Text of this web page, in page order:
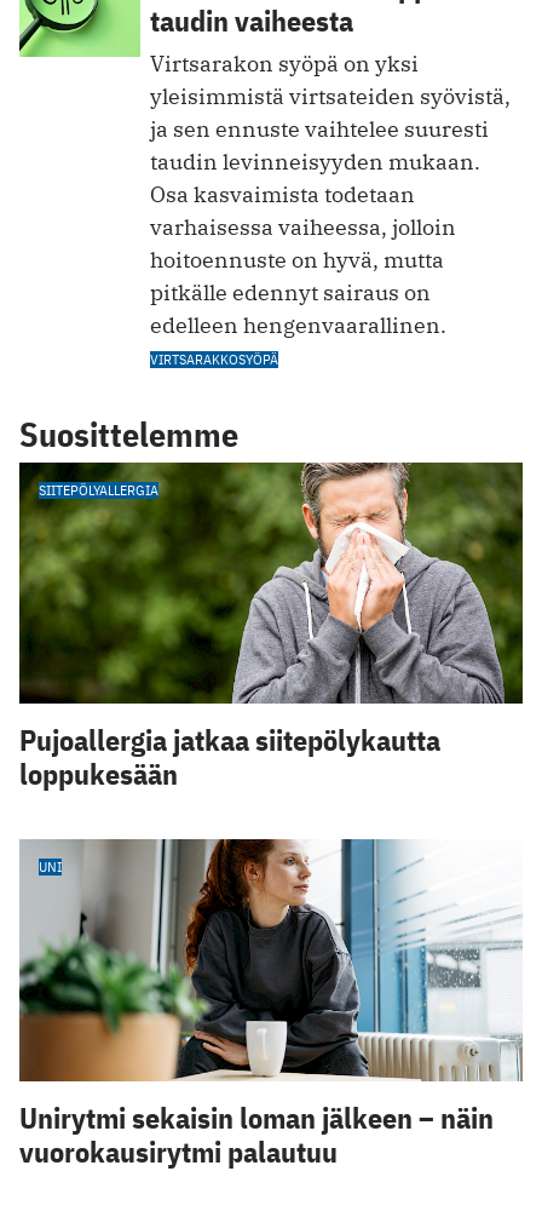
taudin vaiheesta
Virtsarakon syöpä on yksi
yleisimmistä virtsateiden syövistä,
ja sen ennuste vaihtelee suuresti
taudin levinneisyyden mukaan.
Osa kasvaimista todetaan
varhaisessa vaiheessa, jolloin
hoitoennuste on hyvä, mutta
pitkälle edennyt sairaus on
edelleen hengenvaarallinen.
VIRTSARAKKOSYÖPÄ
Suosittelemme
SIITEPÖLYALLERGIA
Pujoallergia jatkaa siitepölykautta
loppukesään
UNI
Unirytmi sekaisin loman jälkeen – näin
vuorokausirytmi palautuu